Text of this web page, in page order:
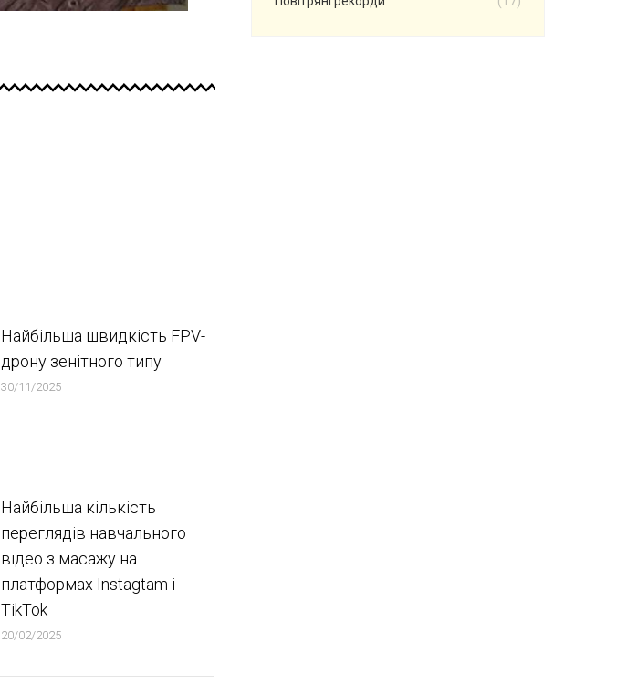
Найбільша швидкість FPV-
дрону зенітного типу
30/11/2025
Найбільша кількість
переглядів навчального
відео з масажу на
платформах Instagtam i
TikTok
20/02/2025